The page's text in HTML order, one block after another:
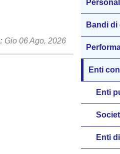
Gio 06 Ago, 2026
Bandi
Enti
Enti
Enti